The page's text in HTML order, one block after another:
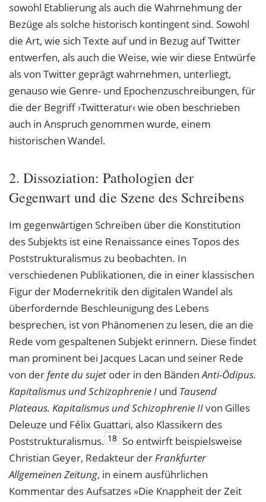
sowohl Etablierung als auch die Wahrnehmung der
Bezüge als solche historisch kontingent sind. Sowohl
die Art, wie sich Texte auf und in Bezug auf Twitter
entwerfen, als auch die Weise, wie wir diese Entwürfe
als von Twitter geprägt wahrnehmen, unterliegt,
genauso wie Genre- und Epochenzuschreibungen, für
die der Begriff ›Twitteratur‹ wie oben beschrieben
auch in Anspruch genommen wurde, einem
historischen Wandel.
2. Dissoziation: Pathologien der
Gegenwart und die Szene des Schreibens
Im gegenwärtigen Schreiben über die Konstitution
des Subjekts ist eine Renaissance eines Topos des
Poststrukturalismus zu beobachten. In
verschiedenen Publikationen, die in einer klassischen
Figur der Modernekritik den digitalen Wandel als
überfordernde Beschleunigung des Lebens
besprechen, ist von Phänomenen zu lesen, die an die
Rede vom gespaltenen Subjekt erinnern. Diese findet
man prominent bei Jacques Lacan und seiner Rede
von derfente du sujet oder in den BändenAnti-Ödipus.
Kapitalismus und Schizophrenie I und Tausend
Plateaus. Kapitalismus und Schizophrenie IIvon Gilles
Deleuze und Félix Guattari, also Klassikern des
Poststrukturalismus. 18 So entwirft beispielsweise
Christian Geyer, Redakteur derFrankfurter
Allgemeinen Zeitung, in einem ausführlichen
Kommentar des Aufsatzes »Die Knappheit der Zeit